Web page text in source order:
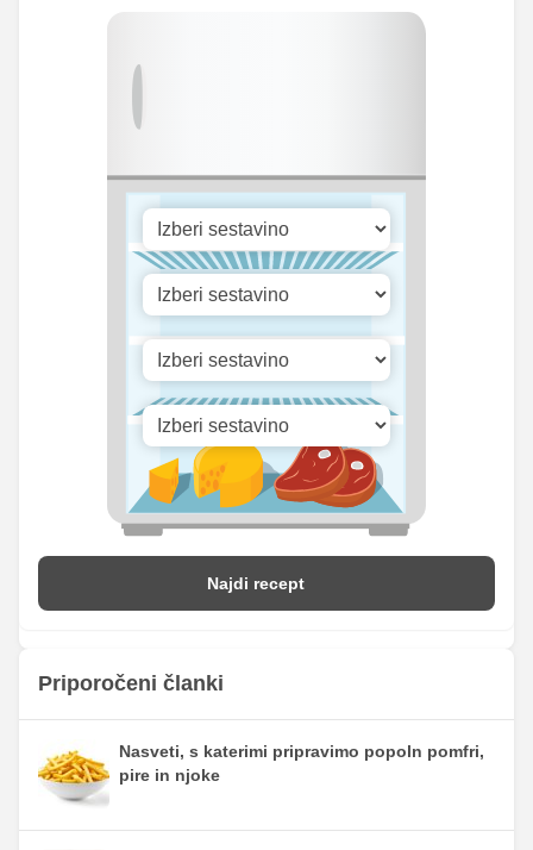
Vitamin A
iu
422.5 iu
0 mg 0 mg
16.28
mg
31.75 mg
Najdi recept
Priporočeni članki
Nasveti, s katerimi pripravimo popoln pomfri,
pire in njoke